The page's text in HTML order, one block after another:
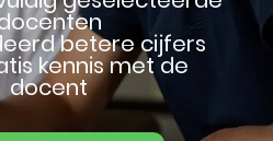
betere cijfers
kennis met de
docent